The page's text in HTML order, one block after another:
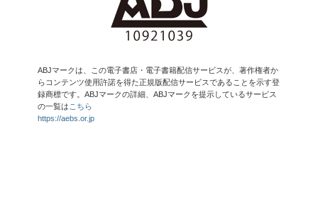
ABJマークは、この電子書店・電子書籍配信サービスが、著作権者か
らコンテンツ使用許諾を得た正規版配信サービスであることを示す登
録商標です。ABJマークの詳細、ABJマークを提示しているサービス
の一覧は こちら
https://aebs.or.jp